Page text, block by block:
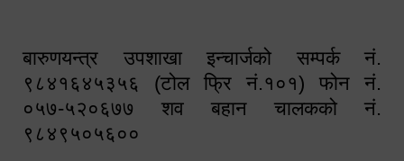
बारुणयन्त्र उपशाखा इन्चार्जको सम्पर्क नं.
९८४१६४५३५६ (टोल फ्रि नं.१०१) फोन नं.
०५७-५२०६७७ शव बहान चालकको नं.
९८४९५०५६००